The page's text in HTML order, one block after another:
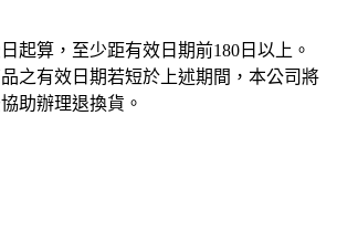
起算，至少距有效日期前180 日以上。
之有效日期若短於上述期間，本公司將
助辦理退換貨。